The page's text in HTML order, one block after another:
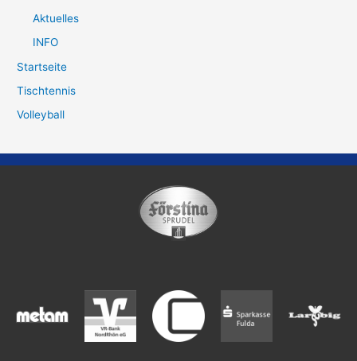
Aktuelles
INFO
Startseite
Tischtennis
Volleyball